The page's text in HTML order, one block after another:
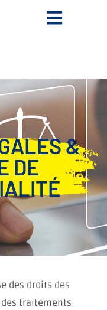
&
DE
des droits des
traitements